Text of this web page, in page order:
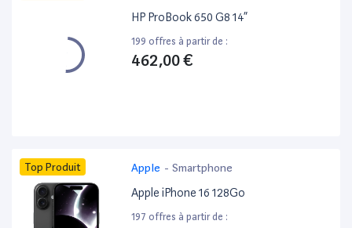
HP ProBook 650 G8 14”
199 offres à partir de :
462,00 €
Top Produit Apple - Smartphone
Apple iPhone 16 128Go
197 offres à partir de :